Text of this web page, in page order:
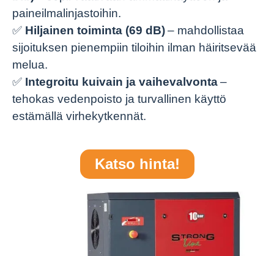
paineilmalinjastoihin.
✅ Hiljainen toiminta (69 dB)– mahdollistaa
sijoituksen pienempiin tiloihin ilman häiritsevää
melua.
✅ Integroitu kuivain ja vaihevalvonta–
tehokas vedenpoisto ja turvallinen käyttö
estämällä virhekytkennät.
Katso hinta!